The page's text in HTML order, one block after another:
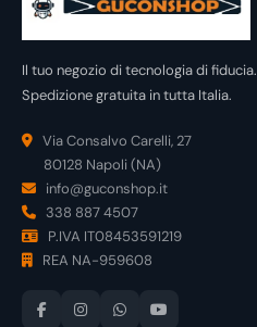
Il tuo negozio di tecnologia di fiducia.
Spedizione gratuita in tutta Italia.
Via Consalvo Carelli, 27
80128 Napoli (NA)
info@guconshop.it
338 887 4507
P.IVA IT08453591219
REA NA-959608